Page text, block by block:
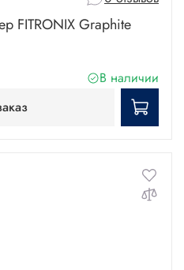
FITRONIX Graphite
В наличии